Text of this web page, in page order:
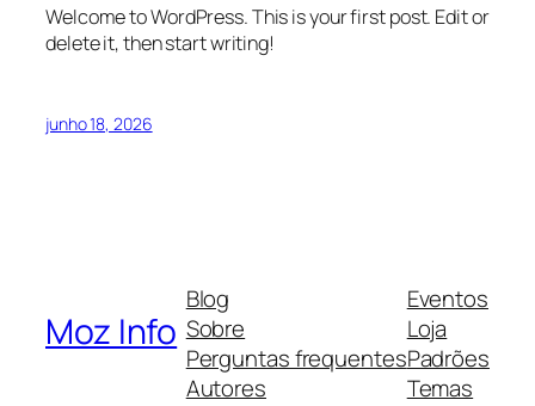
Welcome to WordPress. This is your first post. Edit or
delete it, then start writing!
junho 18, 2026
Moz Info
Blog
Sobre
Perguntas frequentes
Autores
Eventos
Loja
Padrões
Temas